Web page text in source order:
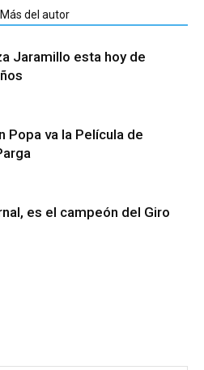
Más del autor
Jaramillo esta hoy de
Popa va la Película de
es el campeón del Giro